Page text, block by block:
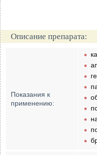
Описание препарата:
Показания к
применению: